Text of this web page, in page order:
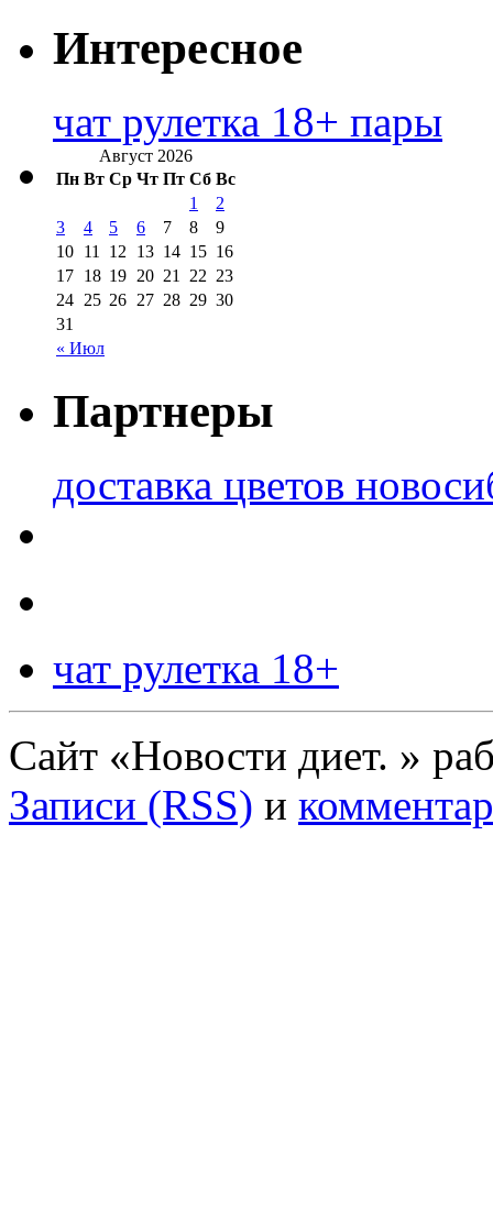
Интересное
чат рулетка 18+ пары
Август 2026
Пн Вт Ср Чт Пт Сб Вс
« Июл
1
2
3
4 5 6 7 8
9
10 11 12 13 14 15 16
17 18 19 20 21 22 23
24 25 26 27 28 29 30
31
Партнеры
доставка цветов
чат рулетка 18+
Сайт «Новости диет. »
Записи (RSS) и